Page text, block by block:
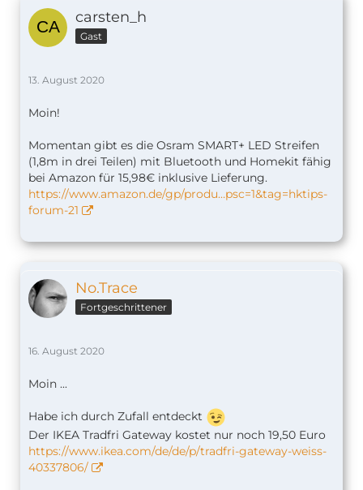
carsten_h
Gast
13. August 2020
Moin!
Momentan gibt es die Osram SMART+ LED Streifen
(1,8m in drei Teilen) mit Bluetooth und Homekit fähig
bei Amazon für 15,98€ inklusive Lieferung.
https://www.amazon.de/gp/produ…psc=1&tag=hktips-
forum-21
No.Trace
Fortgeschrittener
16. August 2020
Moin ...
Habe ich durch Zufall entdeckt
Der IKEA Tradfri Gateway kostet nur noch 19,50 Euro
https://www.ikea.com/de/de/p/tradfri-gateway-weiss-
40337806/